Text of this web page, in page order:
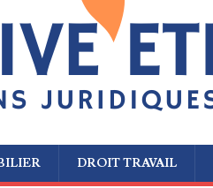
DROIT TRAVAIL